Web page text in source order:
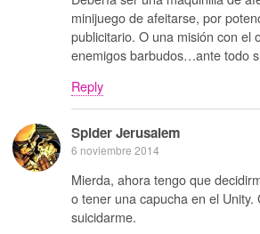
minijuego de afeitarse, por
publicitario. O una misión con el
enemigos barbudos…ante todo
Reply
Spider Jerusalem
6 noviembre 2014
Mierda, ahora tengo que
o tener una capucha en el Unity.
suicidarme.